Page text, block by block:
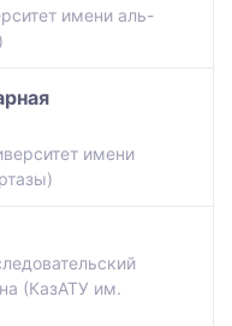
имени аль-
имени
(КазАТУ им.